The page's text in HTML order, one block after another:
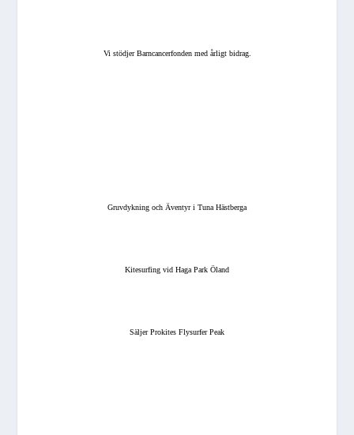
Vi stödjer Barncancerfonden med årligt bidrag.
Gruvdykning och Äventyr i Tuna Hästberga
Kitesurfing vid Haga Park Öland
Säljer Prokites Flysurfer Peak